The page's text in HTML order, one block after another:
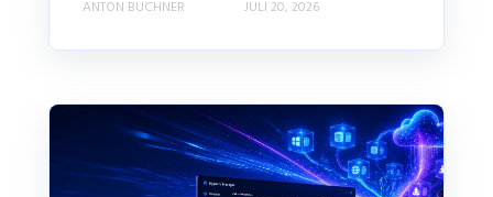
ANTON BUCHNER JULI 20, 2026